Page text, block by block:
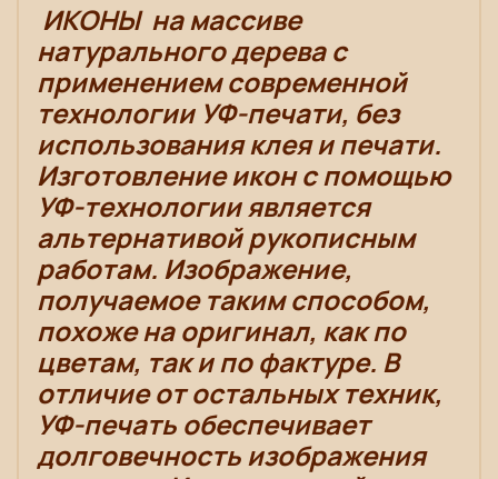
ИКОНЫ на массиве
натурального дерева с
применением современной
технологии УФ-печати, без
использования клея и печати.
Изготовление икон с помощью
УФ-технологии является
альтернативой рукописным
работам. Изображение,
получаемое таким способом,
похоже на оригинал, как по
цветам, так и по фактуре. В
отличие от остальных техник,
УФ-печать обеспечивает
долговечность изображения